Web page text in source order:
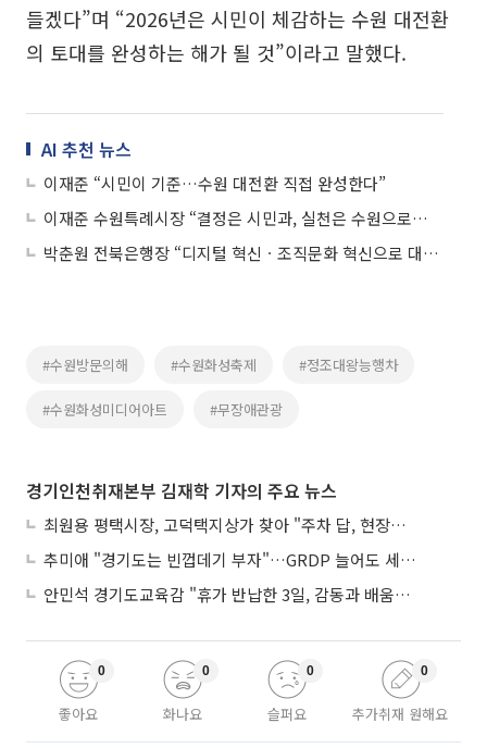
들겠다”며 “2026년은 시민이 체감하는 수원 대전환
의 토대를 완성하는 해가 될 것”이라고 말했다.
AI 추천 뉴스
이재준 “시민이 기준…수원 대전환 직접 완성한다”
이재준 수원특례시장 “결정은 시민과, 실천은 수원으로…시민의 소망, 시정으로 답하겠다”
박춘원 전북은행장 “디지털 혁신ㆍ조직문화 혁신으로 대전환”
#수원방문의해 #수원화성축제 #정조대왕능행차
#수원화성미디어아트 #무장애관광
경기인천취재본부 김재학 기자의 주요 뉴스
최원용 평택시장, 고덕택지상가 찾아 "주차 답, 현장에 있다"
추미애 "경기도는 빈껍데기 부자"…GRDP 늘어도 세입은 그대로
안민석 경기도교육감 "휴가 반납한 3일, 감동과 배움이었다"
좋아요
0
화나요
0
슬퍼요
0
추가취재 원해요
0